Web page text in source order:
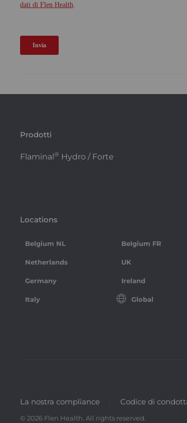
Prodotti
Flaminal® Hydro / Forte
Locations
Belgium NL Belgium FR
Netherlands UK
Germany Ireland
Italy Global
La nostra compliance Codice di
© 2026 Flen Health. All rights reserved.